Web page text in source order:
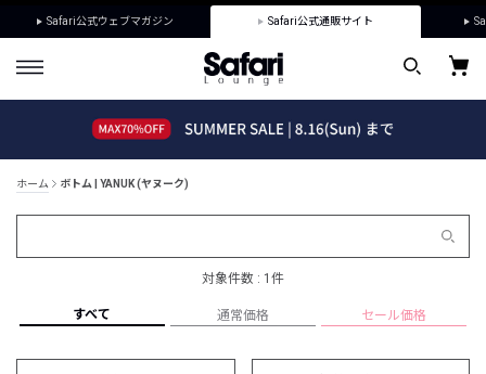
Safari公式ウェブマガジン Safari公式通販サイト
ホーム ボトム | YANUK (ヤヌーク)
対象件数 : 1件
すべて 通常価格 セール価格